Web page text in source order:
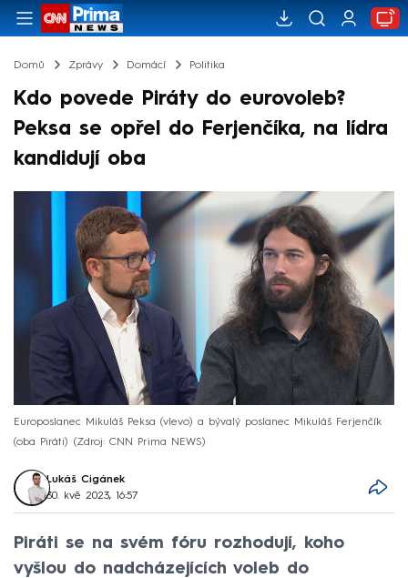
Domů Zprávy Domácí Politika
Kdo povede Piráty do eurovoleb?
Peksa se opřel do Ferjenčíka, na lídra
kandidují oba
Europoslanec Mikuláš Peksa (vlevo) a bývalý poslanec Mikuláš Ferjenčík
(oba Piráti)
Zdroj: CNN Prima NEWS
Lukáš Cigánek
30. kvě 2023, 16:57
Piráti se na svém fóru rozhodují, koho
vyšlou do nadcházejících voleb do